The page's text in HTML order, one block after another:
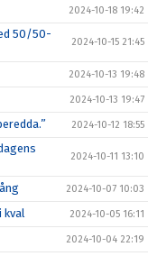
2024-10-18 19:42
50/50-
2024-10-15 21:45
2024-10-13 19:48
2024-10-13 19:47
2024-10-12 18:55
2024-10-11 13:10
2024-10-07 10:03
kval 2024-10-05 16:11
2024-10-04 22:19